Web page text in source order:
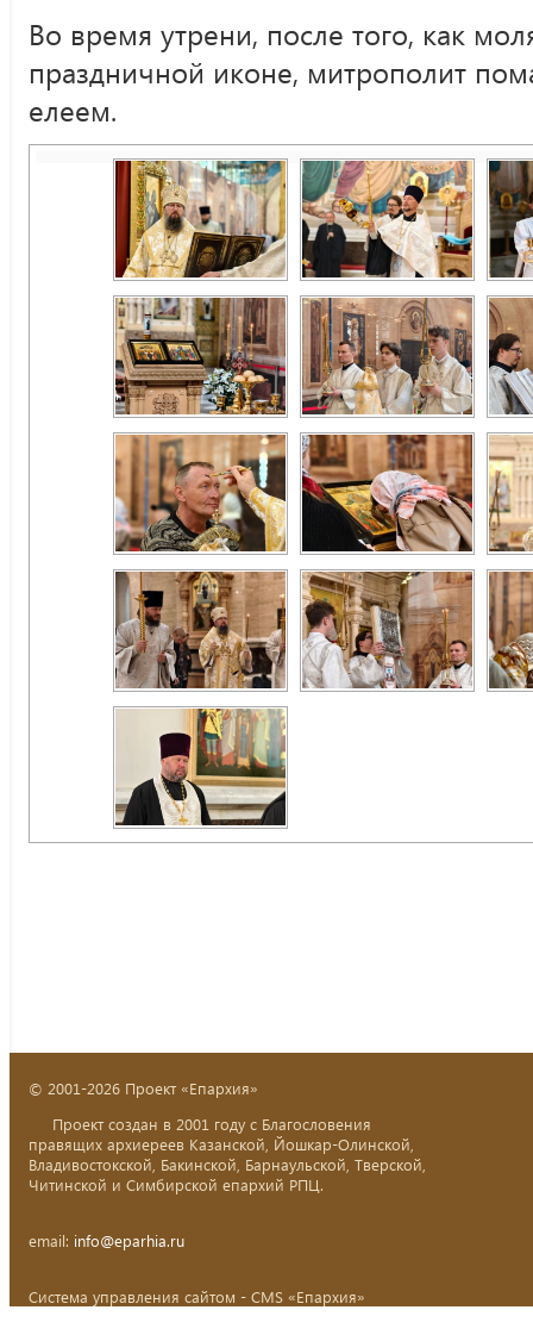
Во время утрени, после того, как
праздничной иконе, митрополит
елеем.
© 2001-2026 Проект «Епархия»
Проект создан в 2001 году с Благословения
правящих архиереев Казанской, Йошкар-Олинской,
Владивостокской, Бакинской, Барнаульской, Тверской,
Читинской и Симбирской епархий РПЦ.
email: info@eparhia.ru
Система управления сайтом - CMS «Епархия»